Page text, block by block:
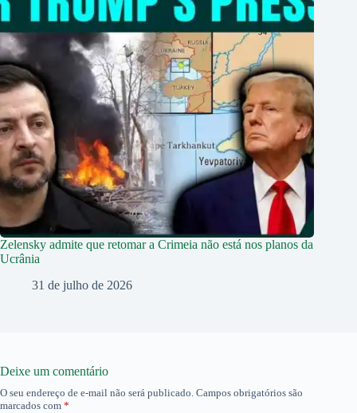
Zelensky admite que retomar a Crimeia não está nos planos da
Ucrânia
31 de julho de 2026
Deixe um comentário
O seu endereço de e-mail não será publicado. Campos obrigatórios são
marcados com *